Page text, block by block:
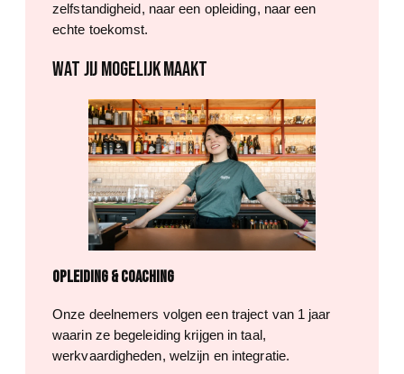
zelfstandigheid, naar een opleiding, naar een
echte toekomst.
WAT JIJ MOGELIJK MAAKT
Opleiding & coaching
Onze deelnemers volgen een traject van 1 jaar
waarin ze begeleiding krijgen in taal,
werkvaardigheden, welzijn en integratie.